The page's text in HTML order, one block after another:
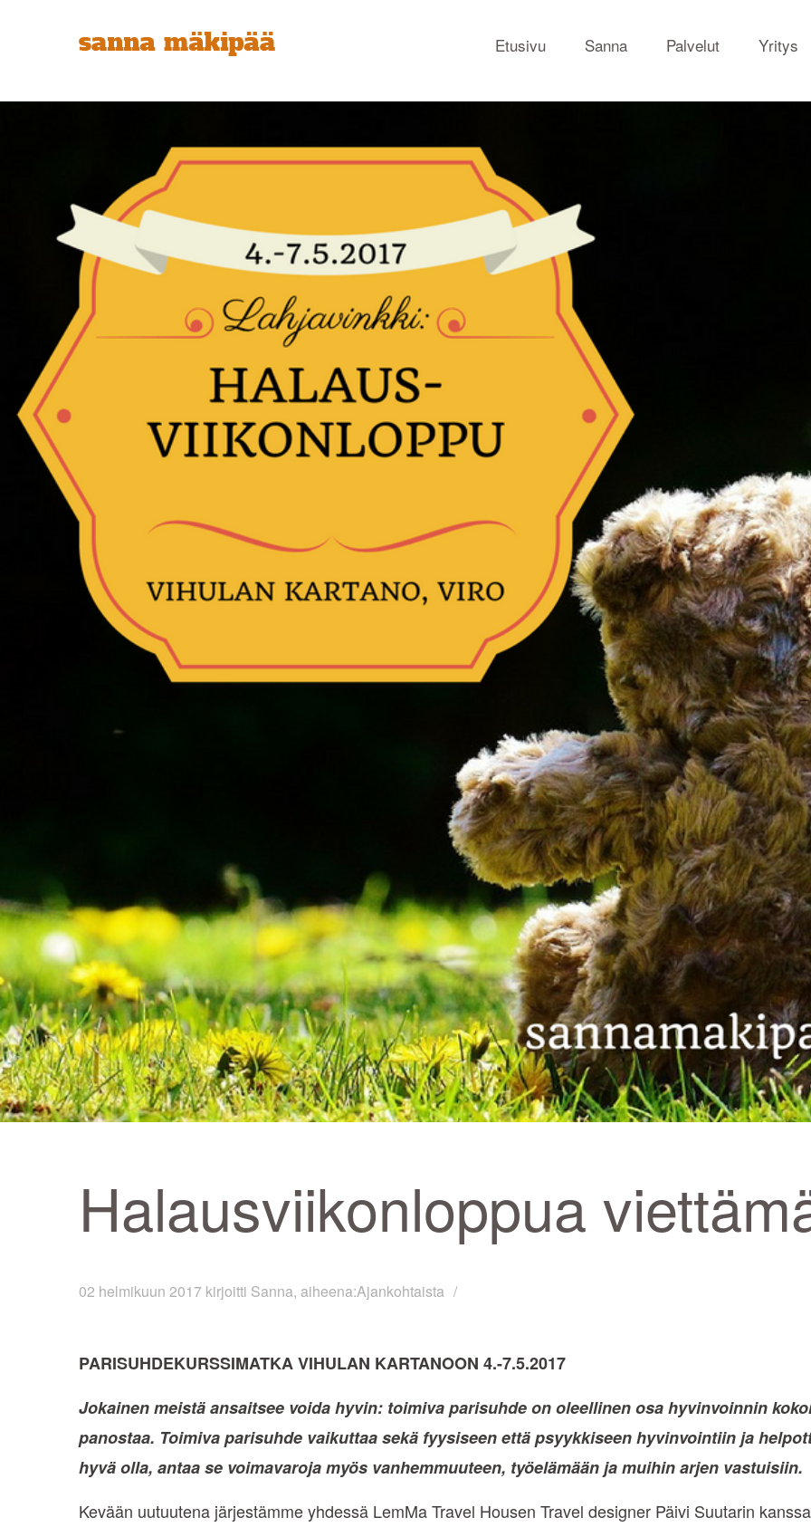
Etusivu Sanna Palvelut Yritys
Halausviikonloppua
02 helmikuun 2017 kirjoitti Sanna, aiheena:Ajankohtaista
PARISUHDEKURSSIMATKA VIHULAN KARTANOON 4.-7.5.2017
Jokainen meistä ansaitsee voida hyvin: toimiva parisuhde on oleellinen osa hyvinvoinnin
panostaa. Toimiva parisuhde vaikuttaa sekä fyysiseen että psyykkiseen hyvinvointiin ja
hyvä olla, antaa se voimavaroja myös vanhemmuuteen, työelämään ja muihin arjen vastuisiin.
Kevään uutuutena järjestämme yhdessä LemMa Travel Housen Travel designer Päivi Suutarin